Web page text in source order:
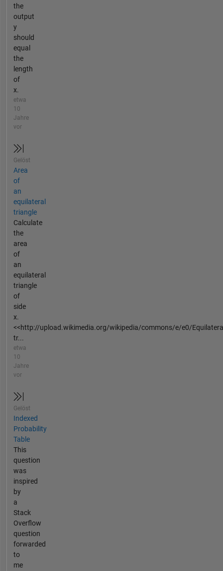
the
output
y
should
equal
the
length
of
x.
etwa
10
Jahre
vor
Gelöst
Area
of
an
equilateral
triangle
Calculate
the
area
of
an
equilateral
triangle
of
side
x.
<<http://upload.wikimedia.org/wikipedia/commons/e/e0/
tr...
etwa
10
Jahre
vor
Gelöst
Indexed
Probability
Table
This
question
was
inspired
by
a
Stack
Overflow
question
forwarded
to
me